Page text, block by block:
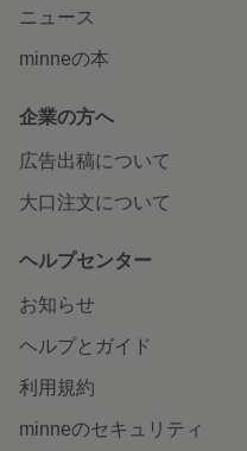
ニュース
minneの本
企業の方へ
広告出稿について
大口注文について
ヘルプセンター
お知らせ
ヘルプとガイド
利用規約
minneのセキュリティ